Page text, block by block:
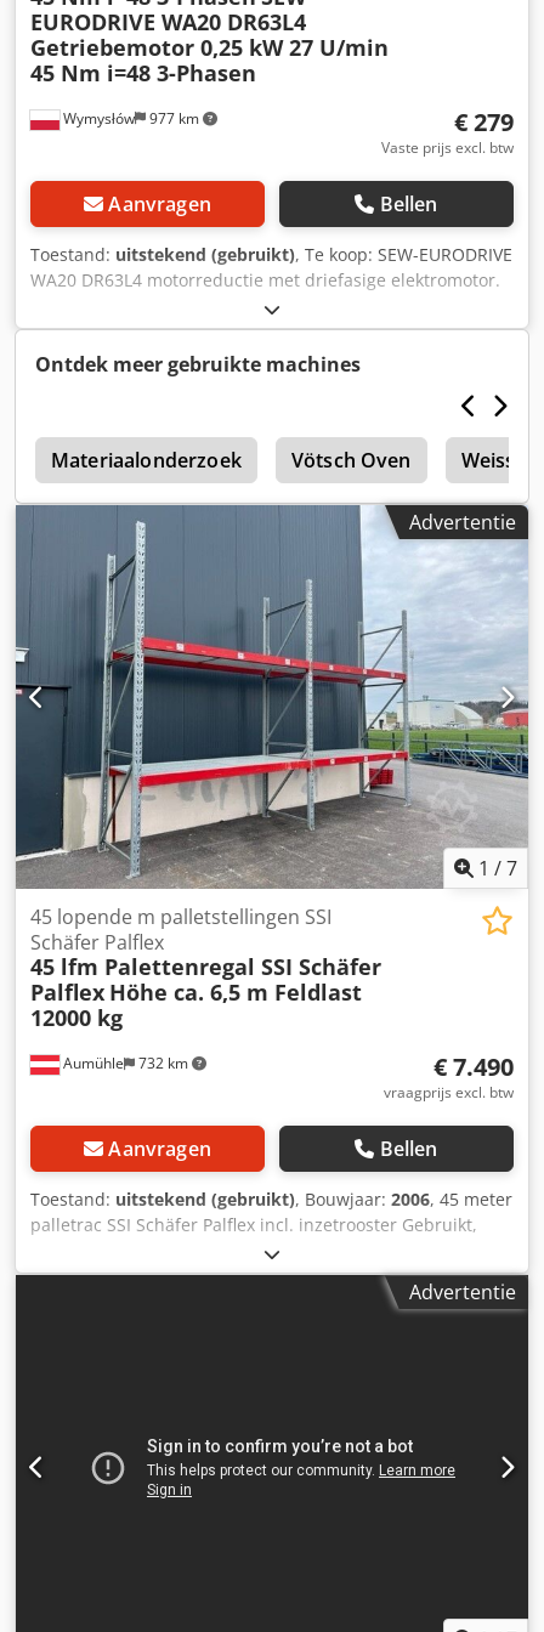
Wymysłów 977 km
EURODRIVE WA20 DR63L4
Getriebemotor 0,25 kW 27 U/min
45 Nm i=48 3-Phasen
€ 279
Vaste prijs excl. btw
Aanvragen Bellen
Toestand: uitstekend (gebruikt), Te koop: SEW-EURODRIVE
WA20 DR63L4 motorreductie met driefasige elektromotor.
Dodpeznuqqjfx Ahysck Het apparaat is volledig
functioneel, getest en klaar voor gebruik. De technische en
visuele staat is goed. Er zijn normale gebruikssporen
zichtbaar, passend bij het gebruik. Dankzij de robuuste
constructie is deze motorreductie uitermate geschikt voor
aandrijvingen van transportbanden, doseerapparaten,
productiemachines en andere industriële apparaten.
Technische gegevens: Fabrikant: SEW-EURODRIVE Type
reductie: WA20 Type motor: DR63L4 Vermogen: 0,25 kW
Voeding: 3×220–240 V Δ / 380–415 V Y, 50 Hz
Motortoerental: 1300 tpm Uitgaand toerental: 27 tpm
Overbrengingsverhouding: i = 48,00 Uitgaand koppel: 45
Nm Beschermingsgraad: IP54 Isolatieklasse: B
Bedrijfsmodus: S1 Gewicht: 8,8 kg
Ontdek meer gebruikte machines
Materiaalonderzoek Vötsch Oven Weiss
Advertentie
1 /7
Aumühle 732 km
45 lopende m palletstellingen SSI
Schäfer Palflex
45 lfm Palettenregal SSI Schäfer
Palflex Höhe ca. 6,5 m Feldlast
12000 kg
€ 7.490
vraagprijs excl. btw
Aanvragen Bellen
Toestand: uitstekend (gebruikt), Bouwjaar: 2006, 45 meter
palletrac SSI Schäfer Palflex incl. inzetrooster Gebruikt,
goede staat, zie foto's Bouwjaar 2006 Hoogte ca. 6,5 m
Diepte 120 cm Veldlast 12000 kg Frame verzinkt
Draagbalken rood Inzetrooster inclusief! 2 stuks rooster
gelijkmatig verdeelde last + 192 st. inhaakveiligingen + 96
st. inzetroosters verzinkt voor 48 niveaus van 2,7 meter
draagbalklengte + 68 st. betonnen ankers
Advertentie